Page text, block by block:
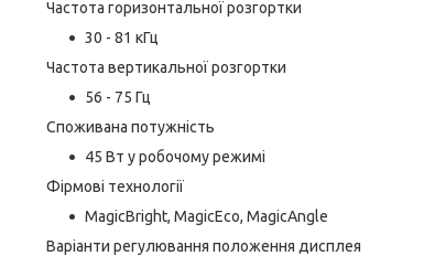
Частота горизонтальної розгортки
30 - 81 кГц
Частота вертикальної розгортки
56 - 75 Гц
Споживана потужність
45 Вт у робочому режимі
Фірмові технології
MagicBright, MagicEco, MagicAngle
Варіанти регулювання положення дисплея